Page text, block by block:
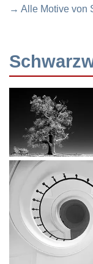
→ Alle Motive von